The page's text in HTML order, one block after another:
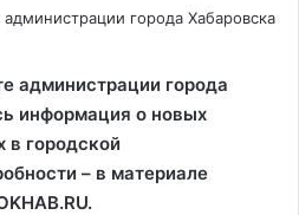
города Хабаровска
администрации города
информация о новых
в городской
– в материале